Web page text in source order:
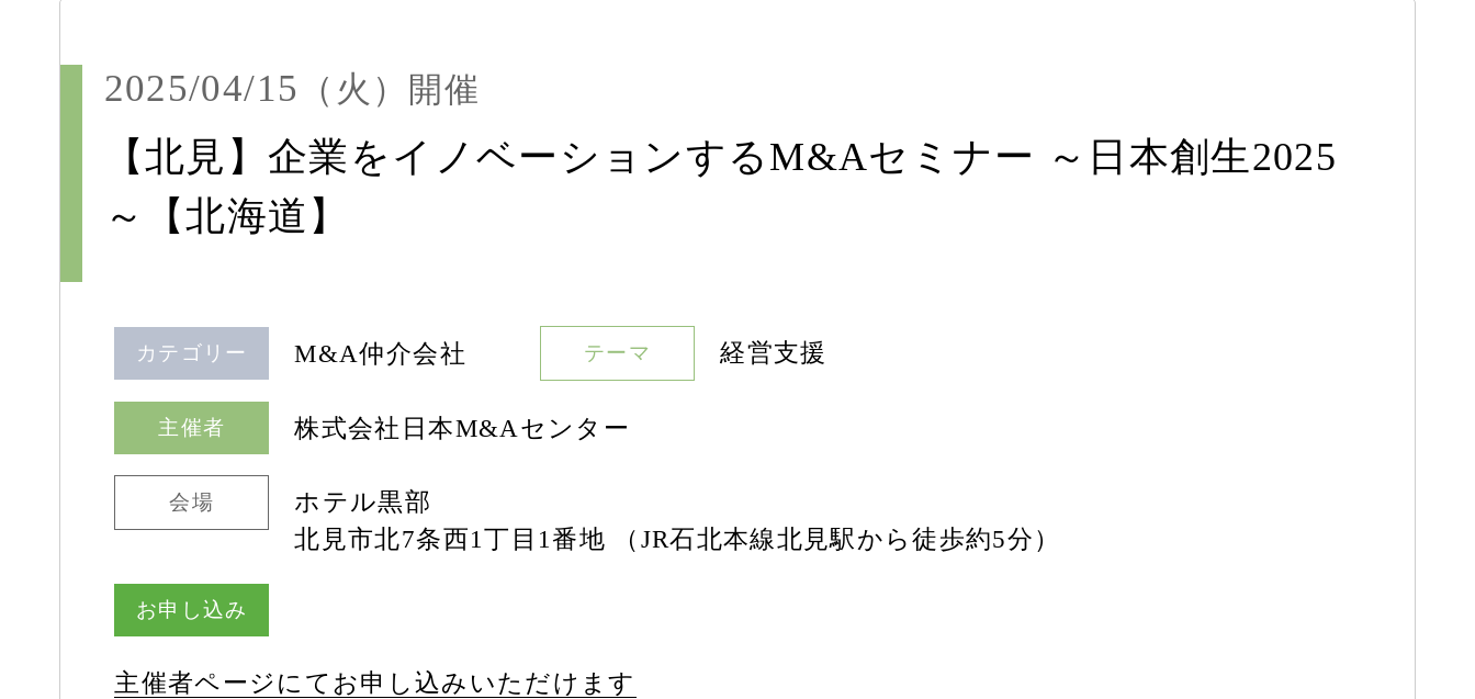
2025/04/15 （火） 開催
【北見】企業をイノベーションするM&Aセミナー ～日本創生2025
～【北海道】
カテゴリー M&A仲介会社 テーマ 経営支援
主催者 株式会社日本M&Aセンター
会場
ホテル黒部
北見市北7条西1丁目1番地 （JR石北本線北見駅から徒歩約5分）
お申し込み
主催者ページにてお申し込みいただけます